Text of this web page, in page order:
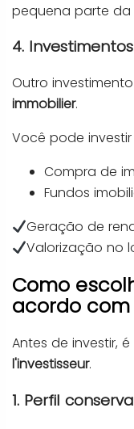
pequena parte da
4.
Outro
immobilier.
Você pode
Compra de
Fundos
Geração de
Valorização no
Como
acordo
Antes de investir,
l'investisseur.
1. Perfil